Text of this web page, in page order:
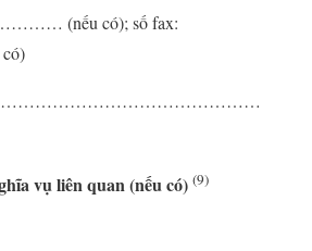
(nếu có); số fax:
tử : …………………………………………
vụ liên quan (nếu có) (9)